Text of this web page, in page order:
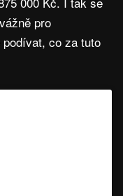
pro
co za tuto